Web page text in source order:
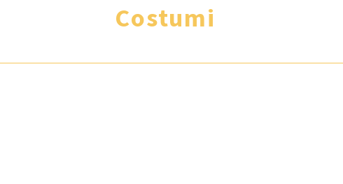
Costumi